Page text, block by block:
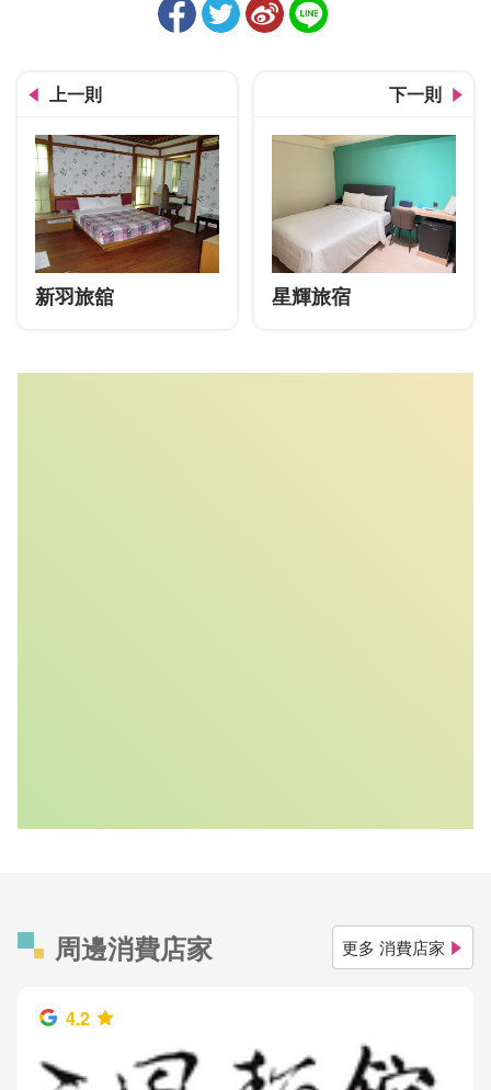
上一則
新羽旅舘
下一則
星輝旅宿
周邊消費店家 更多 消費店家
4.2